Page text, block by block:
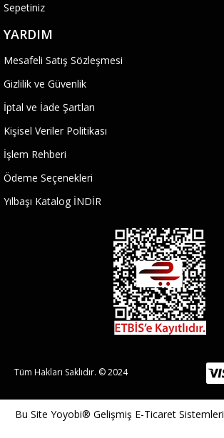
Sepetiniz
YARDIM
Mesafeli Satış Sözleşmesi
Gizlilik ve Güvenlik
İptal ve İade Şartları
Kişisel Veriler Politikası
İşlem Rehberi
Ödeme Seçenekleri
Yılbaşı Katalog İNDİR
Tüm Hakları Saklıdır. © 2024
Bu Site Yoyobi® Gelişmiş E-Ticaret Sistemleri